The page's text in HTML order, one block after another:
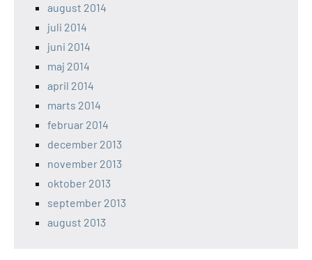
august 2014
juli 2014
juni 2014
maj 2014
april 2014
marts 2014
februar 2014
december 2013
november 2013
oktober 2013
september 2013
august 2013